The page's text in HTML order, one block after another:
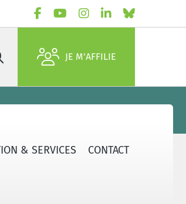
JE M'AFFILIE
& SERVICES CONTACT